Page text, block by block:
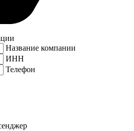
Название компании
ИНН
Телефон